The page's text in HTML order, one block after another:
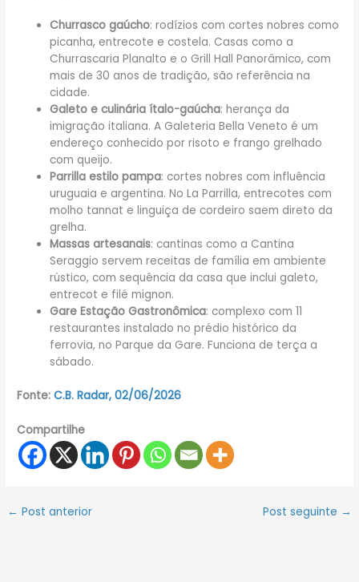
Churrasco gaúcho: rodízios com cortes nobres como
picanha, entrecote e costela. Casas como a
Churrascaria Planalto e o Grill Hall Panorâmico, com
mais de 30 anos de tradição, são referência na
cidade.
Galeto e culinária ítalo-gaúcha: herança da
imigração italiana. A Galeteria Bella Veneto é um
endereço conhecido por risoto e frango grelhado
com queijo.
Parrilla estilo pampa: cortes nobres com influência
uruguaia e argentina. No La Parrilla, entrecotes com
molho tannat e linguiça de cordeiro saem direto da
grelha.
Massas artesanais: cantinas como a Cantina
Seraggio servem receitas de família em ambiente
rústico, com sequência da casa que inclui galeto,
entrecot e filé mignon.
Gare Estação Gastronômica: complexo com 11
restaurantes instalado no prédio histórico da
ferrovia, no Parque da Gare. Funciona de terça a
sábado.
Fonte:C.B. Radar, 02/06/2026
Compartilhe
← Post anterior Post seguinte →